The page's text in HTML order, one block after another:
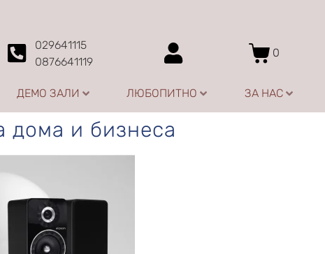
029641115
0876641119
0
ДЕМО ЗАЛИ ЛЮБОПИТНО ЗА НАС
дома и бизнеса